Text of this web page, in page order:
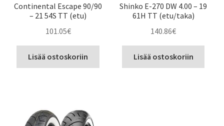
Continental Escape 90/90
– 21 54S TT (etu)
101.05€
Lisää ostoskoriin
Shinko E-270 DW 4.00 – 19
61H TT (etu/taka)
140.86€
Lisää ostoskoriin